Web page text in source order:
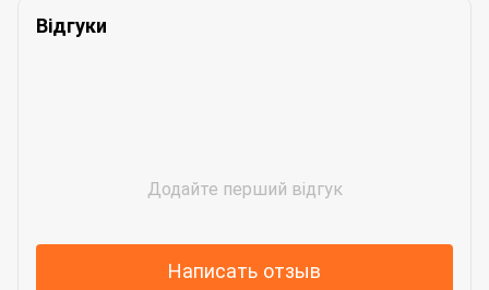
Відгуки
Додайте перший відгук
Написать отзыв